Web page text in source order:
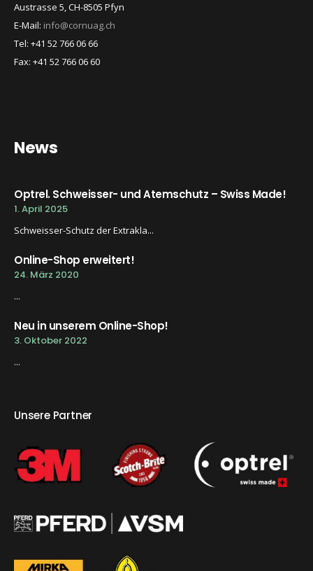
Austrasse 5, CH-8505 Pfyn
E-Mail: info@cornuag.ch
Tel: +41 52 766 06 66
Fax: +41 52 766 06 60
News
Optrel. Schweisser- und Atemschutz – Swiss Made!
1. April 2025
Schweisser-Schutz der Extrakla...
Online-Shop erweitert!
24. März 2020
...
Neu in unserem Online-Shop!
3. Oktober 2022
...
Unsere Partner